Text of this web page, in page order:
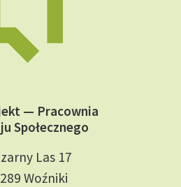
— Pracownia
Społecznego
Las 17
Woźniki